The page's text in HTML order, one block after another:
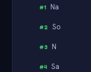
#1 Na
#2 So
#3 N
#4 Sa